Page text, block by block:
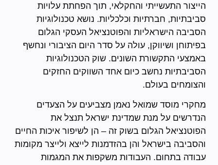
הייצור התעשייתי והחקלאי, תוך הפחתת עלויות
סביבתיות, חברתיות וכלכליות. נושא טכנולוגיות
הסביבה הישראליות והפוטנציאל העסקי הגלום
בפיתוחן ושיווקן, עולה על סדר היום הציבורי ונחשף
באמצעי התקשורת השונים. שוק הטכנולוגיות
הסביבתיות נחשב כיום אחד השווקים החזקים
והצומחים בעולם.
מחקרי מוסד שמואל נאמן מצביעים על הצעדים
הנדרשים על מנת שמדינת ישראל תנצל את
הפוטנציאל הגלום בשוק זה – הן לשיפור איכות החיים
והסביבה בישראל והן בהזדמנות לייצא ולייצר מקומות
עבודה בתחום. העבודות משקפות את המגמות